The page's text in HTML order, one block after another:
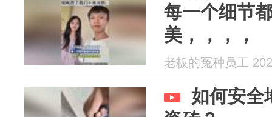
每一个细节
美，，，，
老板的冤种员工
如何安全